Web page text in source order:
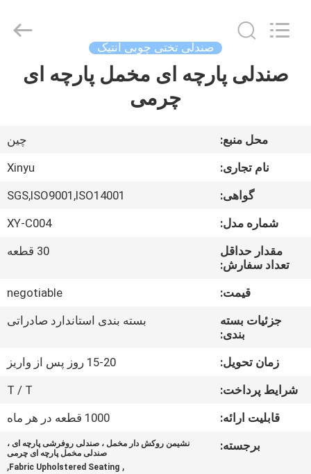
صفحه
محصولات
کنترل
نقشه
سایت
PRIVACY
Furniture
Co.,Ltd.
صندلی تختی چوبی آنتیک
صندلی پارچه ای مخمل پارچه ای
چرمی
محل منبع:
چین
نام تجاری:
Xinyu
گواهی:
SGS,ISO9001,ISO14001
شماره مدل:
XY-C004
مقدار حداقل
تعداد سفارش:
30 قطعه
قیمت:
negotiable
جزئیات بسته
بندی:
بسته بندی استاندارد صادراتی
زمان تحویل:
15-20 روز پس از واریز
شرایط پرداخت:
T / T
قابلیت ارائه:
1000 قطعه در هر ماه
برجسته:
نشیمن روکش دار مخمل ، صندلی روفرشی پارچه ای ،
صندلی مخمل پارچه ای چرمی
,
Fabric Upholstered Seating
,